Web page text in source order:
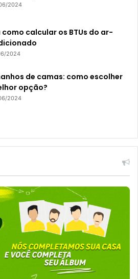
2024
como calcular os BTUs do ar-
2024
de camas: como escolher
opção?
2024